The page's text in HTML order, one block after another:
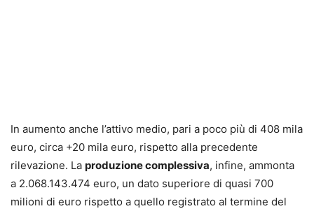
In aumento anche l’attivo medio, pari a poco più di 408 mila
euro, circa +20 mila euro, rispetto alla precedente
rilevazione. La produzione complessiva, infine, ammonta
a 2.068.143.474 euro, un dato superiore di quasi 700
milioni di euro rispetto a quello registrato al termine del